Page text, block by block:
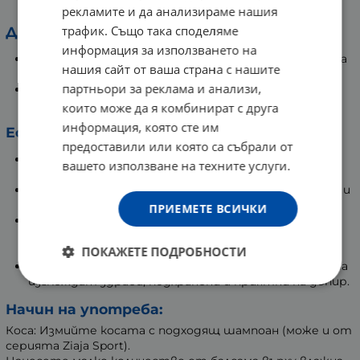
стандартите на OECD.
Действие:
Осигурява незабавна и дълготрайна хидратация за
кожата, оставяйки я гладка и стегната.
Хидратира косата, подобрявайки нейния външен
вид и общо състояние.
Ефект:
усещане.
Мека, лъскава коса, която е по-лесна за разресване и
Комплексна грижа в един продукт – спестява
рутина.
Усещане за свежест и комфорт – кожата и косата
изглеждат здрави, подхранени и приятни на допир.
Начин на употреба:
Косa: Измийте косата с подходящ шампоан (може и от
серията Ziaja Sport).
рекламите и да анализираме нашия
трафик. Също така споделяме
информация за използването на
нашия сайт от ваша страна с нашите
партньори за реклама и анализи,
които може да я комбинират с друга
информация, която сте им
предоставили или която са събрали от
вашето използване на техните услуги.
ПРИЕМЕТЕ ВСИЧКИ
ПОКАЖЕТЕ ПОДРОБНОСТИ